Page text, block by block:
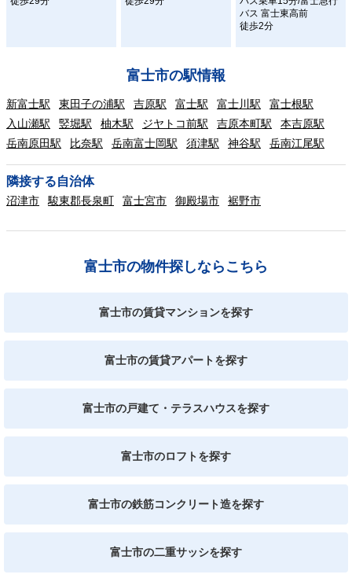
バス 富士東高前
徒歩2分
富士市の駅情報
新富士駅 東田子の浦駅 吉原駅 富士駅 富士川駅
富士根駅
入山瀬駅
竪堀駅 柚木駅 ジヤトコ前駅 吉原本町駅
本吉原駅
岳南原田駅
比奈駅 岳南富士岡駅 須津駅 神谷駅 岳南江尾駅
隣接する自治体
沼津市 駿東郡長泉町 富士宮市 御殿場市 裾野市
富士市の物件探しならこちら
富士市の賃貸マンションを探す
富士市の賃貸アパートを探す
富士市の戸建て・テラスハウスを探す
富士市のロフトを探す
富士市の鉄筋コンクリート造を探す
富士市の二重サッシを探す